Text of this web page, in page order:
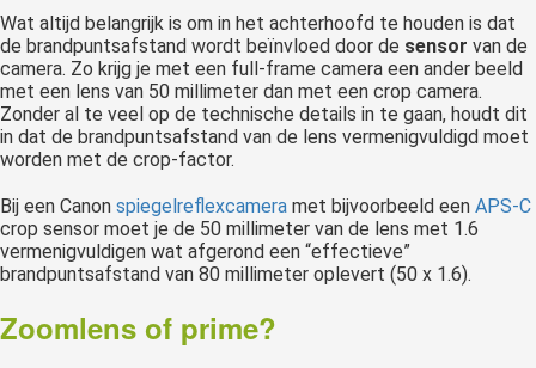
Wat altijd belangrijk is om in het achterhoofd te houden is dat
de brandpuntsafstand wordt beïnvloed door de sensor van de
camera. Zo krijg je met een full-frame camera een ander beeld
met een lens van 50 millimeter dan met een crop camera.
Zonder al te veel op de technische details in te gaan, houdt dit
in dat de brandpuntsafstand van de lens vermenigvuldigd moet
worden met de crop-factor.
Bij een Canon spiegelreflexcamera met bijvoorbeeld een APS-C
crop sensor moet je de 50 millimeter van de lens met 1.6
vermenigvuldigen wat afgerond een “effectieve”
brandpuntsafstand van 80 millimeter oplevert (50 x 1.6).
Zoomlens of prime?